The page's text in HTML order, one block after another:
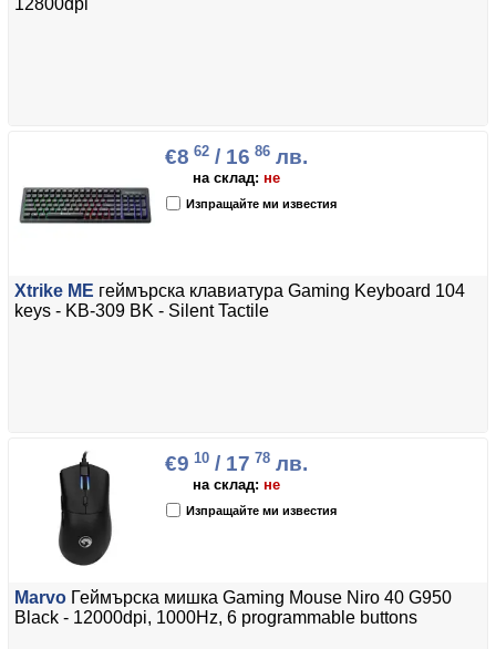
12800dpi
€8 62/ 16 86лв.
на склад: не
Изпращайте ми известия
Xtrike ME геймърска клавиатура Gaming Keyboard 104
keys - KB-309 BK - Silent Tactile
€9 10/ 17 78лв.
на склад: не
Изпращайте ми известия
Marvo Геймърска мишка Gaming Mouse Niro 40 G950
Black - 12000dpi, 1000Hz, 6 programmable buttons